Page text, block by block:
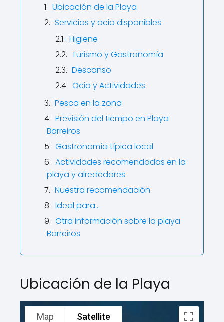
Ubicación de la Playa
Servicios y ocio disponibles
Higiene
Turismo y Gastronomía
Descanso
Ocio y Actividades
Pesca en la zona
Previsión del tiempo en Playa
Barreiros
Gastronomía típica local
Actividades recomendadas en la
playa y alrededores
Nuestra recomendación
Ideal para…
Otra información sobre la playa
Barreiros
Ubicación de la Playa
Map Satellite